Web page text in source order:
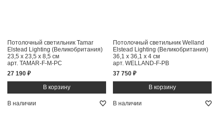
Потолочный светильник Tamar
Elstead Lighting (Великобритания)
23,5 x 23,5 x 8,5 см
арт. TAMAR-F-M-PC
27 190 ₽
Потолочный светильник Welland
Elstead Lighting (Великобритания)
36,1 x 36,1 x 4 см
арт. WELLAND-F-PB
37 750 ₽
В наличии В наличии